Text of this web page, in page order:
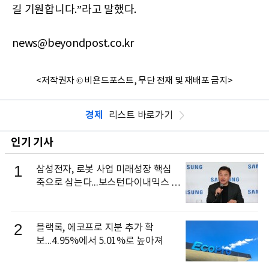
길 기원합니다.”라고 말했다.
news@beyondpost.co.kr
<저작권자 © 비욘드포스트, 무단 전재 및 재배포 금지>
경제 리스트 바로가기
인기 기사
1
삼성전자, 로봇 사업 미래성장 핵심
축으로 삼는다...보스턴다이내믹스 출
2
블랙록, 에코프로 지분 추가 확
보...4.95%에서 5.01%로 높아져